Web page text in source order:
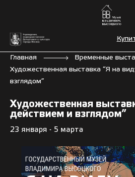
Главная
Временные
Художественная выставка “Я на
взглядом”
Художественная
действием и взглядом”
23 января - 5 марта